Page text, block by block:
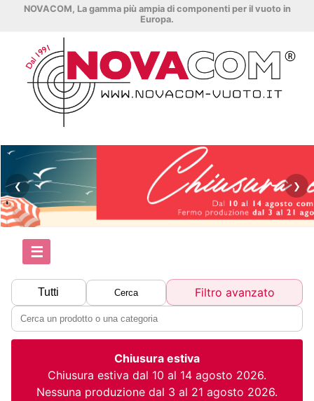
NOVACOM, La gamma più ampia di componenti per il vuoto in
Europa.
❮ ❯
☰
Tutti Cerca Filtro avanzato
Chiusura estiva
Chiusura estiva dal 10 al 14 agosto 2026.
Nessuna produzione dal 3 al 21 agosto 2026.